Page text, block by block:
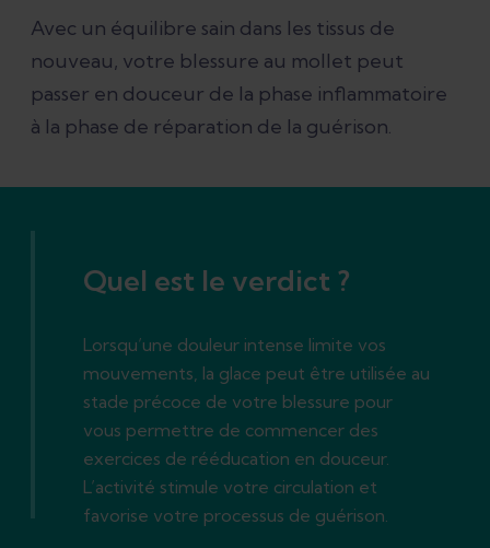
Avec un équilibre sain dans les tissus de
nouveau, votre blessure au mollet peut
passer en douceur de la phase inflammatoire
à la phase de réparation de la guérison.
Quel est le verdict ?
Lorsqu’une douleur intense limite vos
mouvements, la glace peut être utilisée au
stade précoce de votre blessure pour
vous permettre de commencer des
exercices de rééducation en douceur.
L’activité stimule votre circulation et
favorise votre processus de guérison.